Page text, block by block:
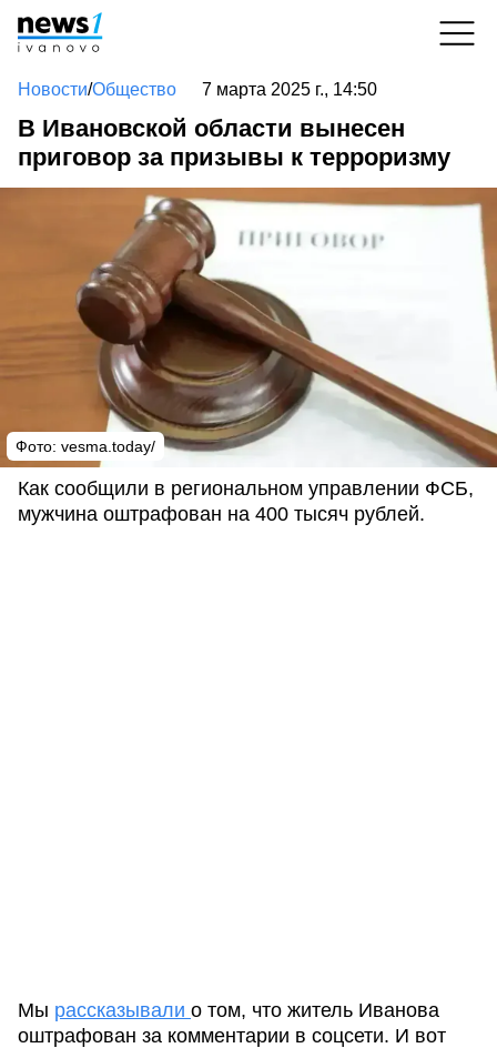
Новости/Общество 7 марта 2025 г., 14:50
В Ивановской области вынесен
приговор за призывы к терроризму
Фото: vesma.today/
Как сообщили в региональном управлении ФСБ,
мужчина оштрафован на 400 тысяч рублей.
Мы рассказывали о том, что житель Иванова
оштрафован за комментарии в соцсети. И вот